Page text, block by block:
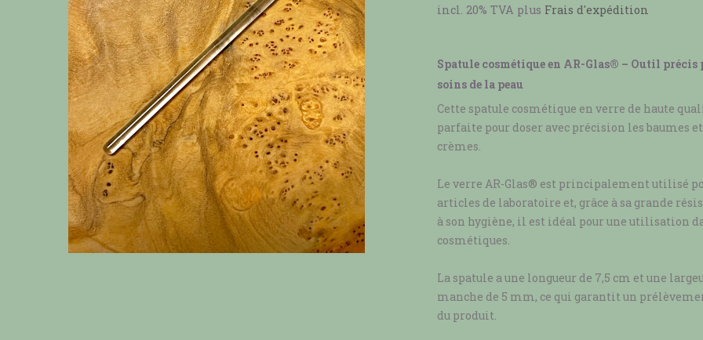
incl. 20% TVA plus Frais d'expédition
Spatule cosmétique en AR-Glas® – Outil précis
soins de la peau
Cette spatule cosmétique en verre de haute
parfaite pour doser avec précision les baumes
crèmes.
Le verre AR-Glas® est principalement utilisé
articles de laboratoire et, grâce à sa grande
à son hygiène, il est idéal pour une utilisation
cosmétiques.
La spatule a une longueur de 7,5 cm et une
manche de 5 mm, ce qui garantit un
du produit.